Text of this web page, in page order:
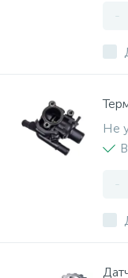
-
Не
-